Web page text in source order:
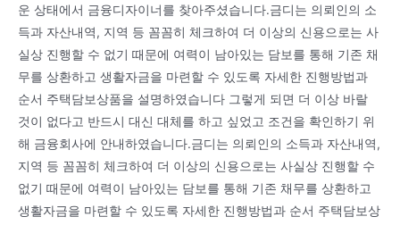
운 상태에서 금융디자이너를 찾아주셨습니다.금디는 의뢰인의 소
득과 자산내역, 지역 등 꼼꼼히 체크하여 더 이상의 신용으로는 사
실상 진행할 수 없기 때문에 여력이 남아있는 담보를 통해 기존 채
무를 상환하고 생활자금을 마련할 수 있도록 자세한 진행방법과
순서 주택담보상품을 설명하였습니다 그렇게 되면 더 이상 바랄
것이 없다고 반드시 대신 대체를 하고 싶었고 조건을 확인하기 위
해 금융회사에 안내하였습니다.금디는 의뢰인의 소득과 자산내역,
지역 등 꼼꼼히 체크하여 더 이상의 신용으로는 사실상 진행할 수
없기 때문에 여력이 남아있는 담보를 통해 기존 채무를 상환하고
생활자금을 마련할 수 있도록 자세한 진행방법과 순서 주택담보상